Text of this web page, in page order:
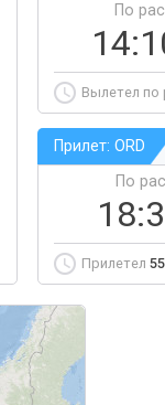
По
Вылетел по
Прилет: ORD
По
Прилетел